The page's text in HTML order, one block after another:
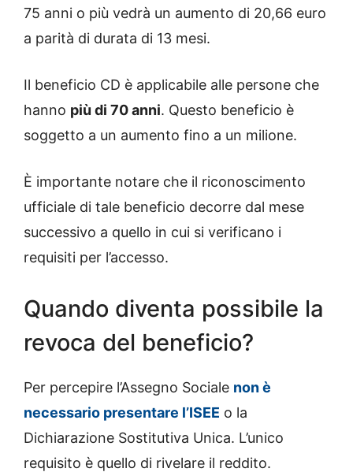
75 anni o più vedrà un aumento di 20,66 euro
a parità di durata di 13 mesi.
Il beneficio CD è applicabile alle persone che
hanno più di 70 anni. Questo beneficio è
soggetto a un aumento fino a un milione.
È importante notare che il riconoscimento
ufficiale di tale beneficio decorre dal mese
successivo a quello in cui si verificano i
requisiti per l’accesso.
Quando diventa possibile la
revoca del beneficio?
Per percepire l’Assegno Sociale non è
necessario presentare l’ISEE o la
Dichiarazione Sostitutiva Unica. L’unico
requisito è quello di rivelare il reddito.